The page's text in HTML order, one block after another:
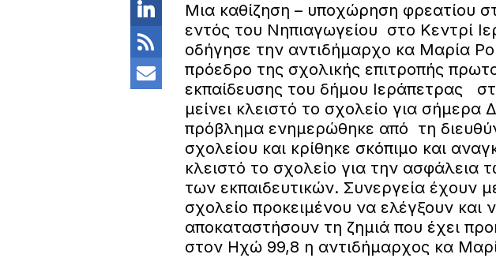
Μια καθίζηση – υποχώρηση φρεατίου
εντός του Νηπιαγωγείου στο Κεντρί
οδήγησε την αντιδήμαρχο κα Μαρία
πρόεδρο της σχολικής επιτροπής
εκπαίδευσης του δήμου Ιεράπετρας
μείνει κλειστό το σχολείο για σήμερα
πρόβλημα ενημερώθηκε από τη
σχολείου και κρίθηκε σκόπιμο και
κλειστό το σχολείο για την ασφάλεια
των εκπαιδευτικών. Συνεργεία έχουν
σχολείο προκειμένου να ελέγξουν και
αποκαταστήσουν τη ζημιά που έχει
στον Ηχώ 99,8 η αντιδήμαρχος κα